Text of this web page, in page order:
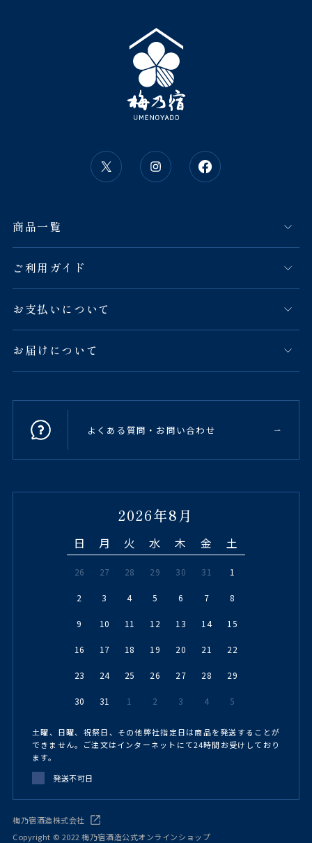
商品一覧
ご利用ガイド
お支払いについて
お届けについて
よくある質問・お問い合わせ
2026年8月
日 月 火 水 木 金 土
26 27 28 29 30 31 1
2 3 4 5 6 7 8
9 10 11 12 13 14 15
16 17 18 19 20 21 22
23 24 25 26 27 28 29
30 31 1 2 3 4 5
土曜、日曜、祝祭日、その他弊社指定日は商品を発送することが
できません。ご注文はインターネットにて24時間お受けしており
ます。
発送不可日
梅乃宿酒造株式会社
Copyright © 2022 梅乃宿酒造公式オンラインショップ